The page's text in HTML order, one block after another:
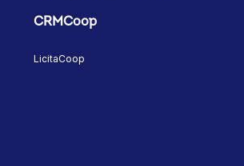
CRMCoop
LicitaCoop